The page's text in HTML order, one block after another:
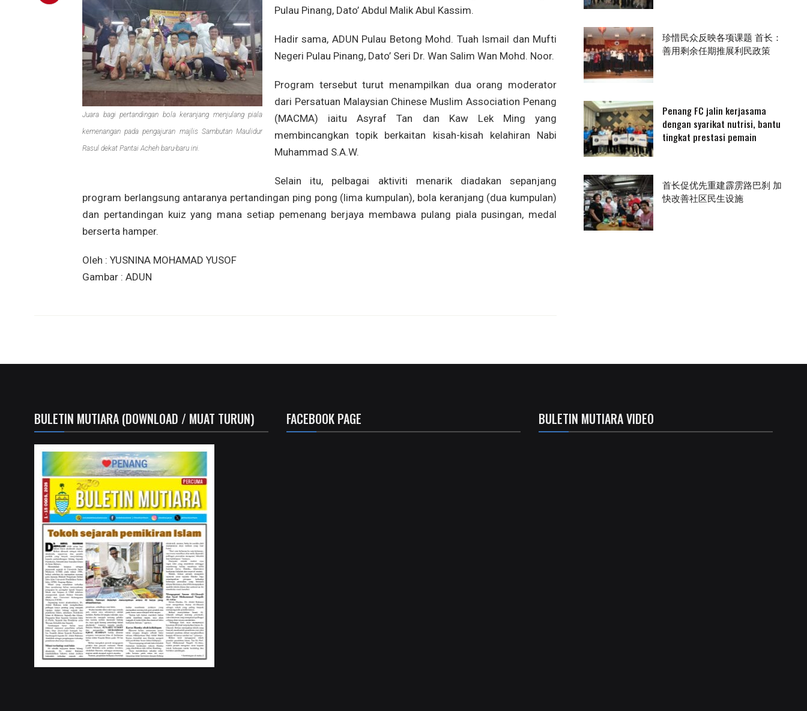
Juara bagi pertandingan bola keranjang menjulang piala
kemenangan pada pengajuran majlis Sambutan Maulidur
Rasul dekat Pantai Acheh baru-baru ini.
Pulau Pinang, Dato’ Abdul Malik Abul Kassim.
Hadir sama, ADUN Pulau Betong Mohd. Tuah Ismail dan Mufti
Negeri Pulau Pinang, Dato’ Seri Dr. Wan Salim Wan Mohd. Noor.
Program tersebut turut menampilkan dua orang moderator
dari Persatuan Malaysian Chinese Muslim Association Penang
(MACMA) iaitu Asyraf Tan dan Kaw Lek Ming yang
membincangkan topik berkaitan kisah-kisah kelahiran Nabi
Muhammad S.A.W.
Selain itu, pelbagai aktiviti menarik diadakan sepanjang
program berlangsung antaranya pertandingan ping pong (lima kumpulan), bola keranjang (dua kumpulan)
dan pertandingan kuiz yang mana setiap pemenang berjaya membawa pulang piala pusingan, medal
berserta hamper.
Oleh : YUSNINA MOHAMAD YUSOF
Gambar : ADUN
珍惜民众反映各项课题 首长：
善用剩余任期推展利民政策
Penang FC jalin kerjasama
dengan syarikat nutrisi, bantu
tingkat prestasi pemain
首长促优先重建霹雳路巴刹 加
快改善社区民生设施
BULETIN MUTIARA (DOWNLOAD / MUAT TURUN) FACEBOOK PAGE BULETIN MUTIARA VIDEO